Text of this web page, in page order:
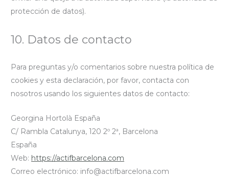
protección de datos).
10. Datos de contacto
Para preguntas y/o comentarios sobre nuestra política de
cookies y esta declaración, por favor, contacta con
nosotros usando los siguientes datos de contacto:
Georgina Hortolà España
C/ Rambla Catalunya, 120 2º 2ª, Barcelona
España
Web: https://actifbarcelona.com
Correo electrónico: info@actifbarcelona.com